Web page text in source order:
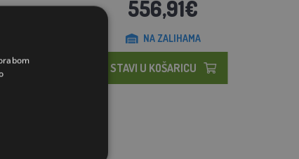
556,91€
NA ZALIHAMA
STAVI U KOŠARICU